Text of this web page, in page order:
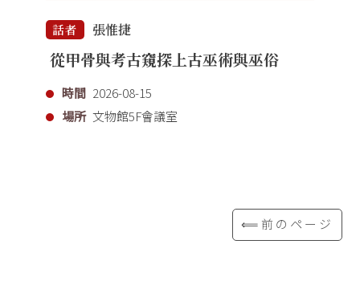
話者 張惟捷
從甲骨與考古窺探上古巫術與巫俗
時間 2026-08-15
場所 文物館5F會議室
⟸前のページ